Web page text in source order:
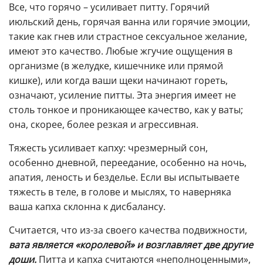
Все, что горячо – усиливает питту. Горячий
июльский день, горячая ванна или горячие эмоции,
такие как гнев или страстное сексуальное желание,
имеют это качество. Любые жгучие ощущения в
организме (в желудке, кишечнике или прямой
кишке), или когда ваши щеки начинают гореть,
означают, усиление питты. Эта энергия имеет не
столь тонкое и проникающее качество, как у ваты;
она, скорее, более резкая и агрессивная.
Тяжесть усиливает капху: чрезмерный сон,
особенно дневной, переедание, особенно на ночь,
апатия, леность и безделье. Если вы испытываете
тяжесть в теле, в голове и мыслях, то наверняка
ваша капха склонна к дисбалансу.
Считается, что из-за своего качества подвижности,
вата является «королевой» и возглавляет две другие
доши. Питта и капха считаются «неполноценными»,